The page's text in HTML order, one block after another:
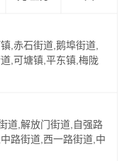
,赤石街道,鹅埠街道,
,可塘镇,平东镇,梅陇
道,解放门街道,自强路
路街道,西一路街道,中